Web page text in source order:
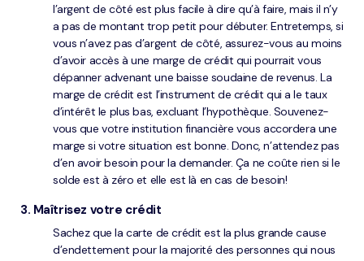
l’argent de côté est plus facile à dire qu’à faire, mais il n’y
a pas de montant trop petit pour débuter. Entretemps, si
vous n’avez pas d’argent de côté, assurez-vous au moins
d’avoir accès à une marge de crédit qui pourrait vous
dépanner advenant une baisse soudaine de revenus. La
marge de crédit est l’instrument de crédit qui a le taux
d’intérêt le plus bas, excluant l’hypothèque. Souvenez-
vous que votre institution financière vous accordera une
marge si votre situation est bonne. Donc, n’attendez pas
d’en avoir besoin pour la demander. Ça ne coûte rien si le
solde est à zéro et elle est là en cas de besoin!
3. Maîtrisez votre crédit
Sachez que la carte de crédit est la plus grande cause
d’endettement pour la majorité des personnes qui nous